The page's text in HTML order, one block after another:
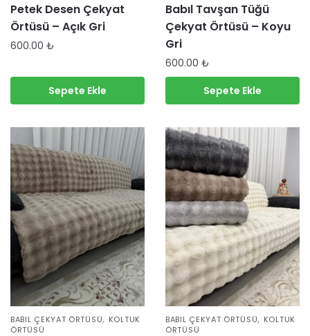
Petek Desen Çekyat
Örtüsü – Açık Gri
600.00 ₺
Sepete Ekle
Babıl Tavşan Tüğü
Çekyat Örtüsü – Koyu
Gri
600.00 ₺
Sepete Ekle
BABIL ÇEKYAT ÖRTÜSÜ, KOLTUK
ÖRTÜSÜ
BABIL ÇEKYAT ÖRTÜSÜ, KOLTUK
ÖRTÜSÜ